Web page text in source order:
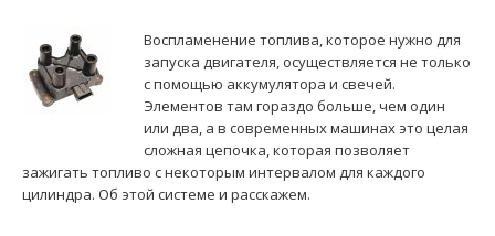
Воспламенение топлива, которое нужно для
запуска двигателя, осуществляется не только
с помощью аккумулятора и свечей.
Элементов там гораздо больше, чем один
или два, а в современных машинах это целая
сложная цепочка, которая позволяет
зажигать топливо с некоторым интервалом для каждого
цилиндра. Об этой системе и расскажем.